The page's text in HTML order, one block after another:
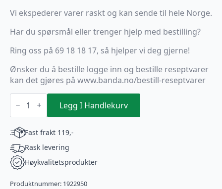
Vi ekspederer varer raskt og kan sende til hele Norge.
Har du spørsmål eller trenger hjelp med bestilling?
Ring oss på 69 18 18 17, så hjelper vi deg gjerne!
Ønsker du å bestille logge inn og bestille reseptvarer
kan det gjøres på www.banda.no/bestill-reseptvarer
TENA
Flex
S
60-
85cm
antall
Legg I Handlekurv
Fast frakt 119,-
Rask levering
Høykvalitetsprodukter
Produktnummer: 1922950